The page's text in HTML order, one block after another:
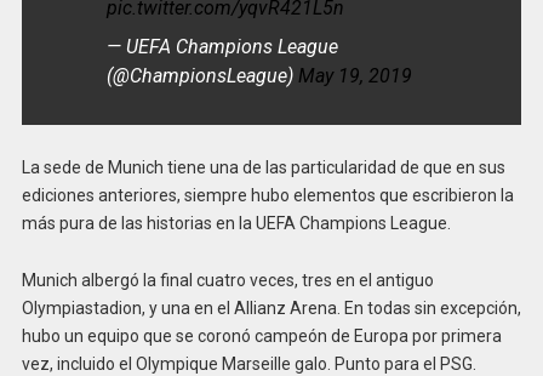
pic.twitter.com/yqvR421L5n
— UEFA Champions League
(@ChampionsLeague) May 19, 2019
La sede de Munich tiene una de las particularidad de que en sus
ediciones anteriores, siempre hubo elementos que escribieron la
más pura de las historias en la UEFA Champions League.
Munich albergó la final cuatro veces, tres en el antiguo
Olympiastadion, y una en el Allianz Arena. En todas sin excepción,
hubo un equipo que se coronó campeón de Europa por primera
vez, incluido el Olympique Marseille galo. Punto para el PSG.